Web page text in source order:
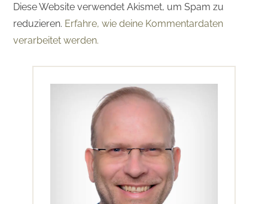
Diese Website verwendet Akismet, um Spam zu
reduzieren. Erfahre, wie deine Kommentardaten
verarbeitet werden.